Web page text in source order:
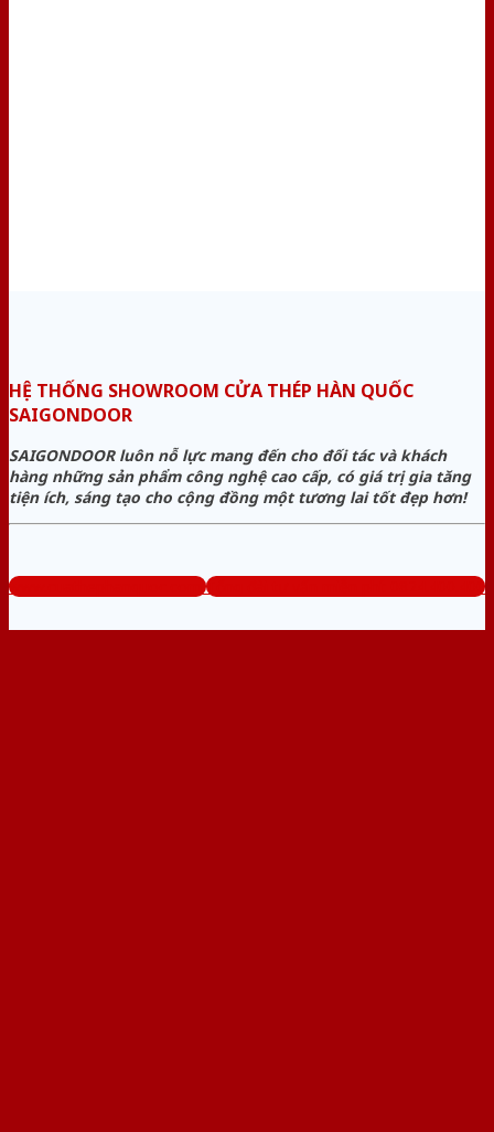
HỆ THỐNG SHOWROOM CỬA THÉP HÀN QUỐC
SAIGONDOOR
SAIGONDOOR luôn nỗ lực mang đến cho đối tác và khách
hàng những sản phẩm công nghệ cao cấp, có giá trị gia tăng
tiện ích, sáng tạo cho cộng đồng một tương lai tốt đẹp hơn!
www.cuathephanquoc.com Tổng đài tư vấn miễn phí: 0824.400.400